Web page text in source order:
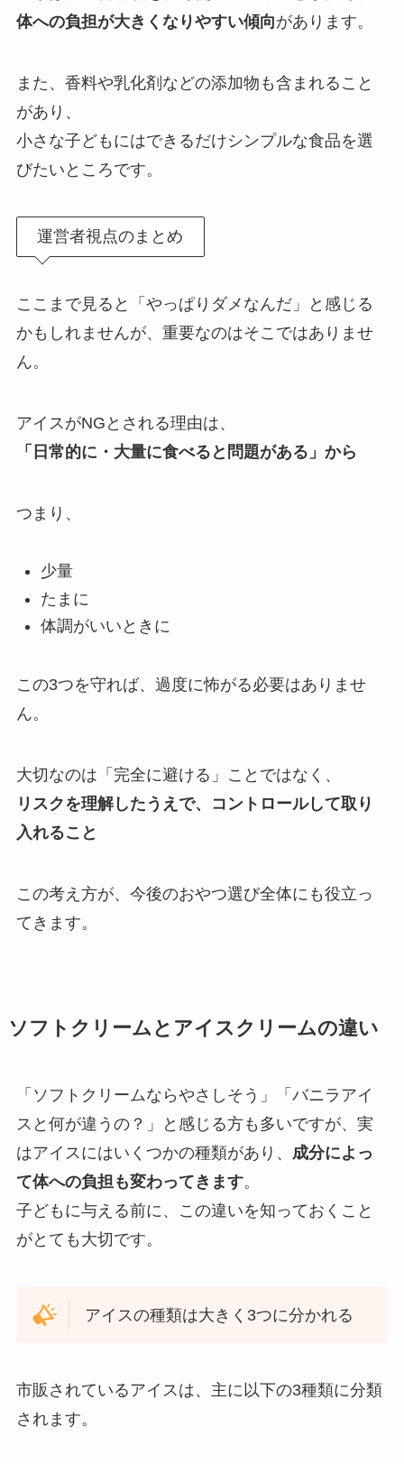
体への負担が大きくなりやすい傾向があります。
また、香料や乳化剤などの添加物も含まれること
があり、
小さな子どもにはできるだけシンプルな食品を選
びたいところです。
運営者視点のまとめ
ここまで見ると「やっぱりダメなんだ」と感じる
かもしれませんが、重要なのはそこではありませ
ん。
アイスがNGとされる理由は、
「日常的に・大量に食べると問題がある」から
つまり、
少量
たまに
体調がいいときに
この3つを守れば、過度に怖がる必要はありませ
ん。
大切なのは「完全に避ける」ことではなく、
リスクを理解したうえで、コントロールして取り
入れること
この考え方が、今後のおやつ選び全体にも役立っ
てきます。
ソフトクリームとアイスクリームの違い
「ソフトクリームならやさしそう」「バニラアイ
スと何が違うの？」と感じる方も多いですが、実
はアイスにはいくつかの種類があり、 成分によっ
て体への負担も変わってきます。
子どもに与える前に、この違いを知っておくこと
がとても大切です。
アイスの種類は大きく3つに分かれる
市販されているアイスは、主に以下の3種類に分類
されます。